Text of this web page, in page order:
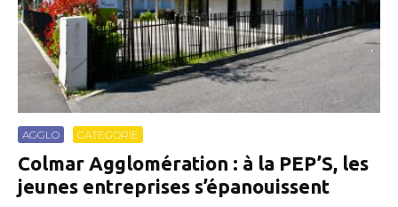
AGGLO CATEGORIE
Colmar Agglomération : à la PEP’S, les
jeunes entreprises s’épanouissent